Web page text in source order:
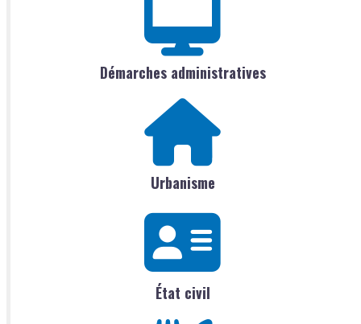
Démarches administratives
Urbanisme
État civil